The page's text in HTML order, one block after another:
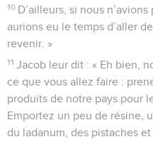
10 D’ailleurs, si nous
aurions eu le temps d’aller
revenir. »
11 Jacob leur dit : « Eh bien,
ce que vous allez faire :
produits de notre pays pour
Emportez un peu de résine,
du ladanum, des pistaches et